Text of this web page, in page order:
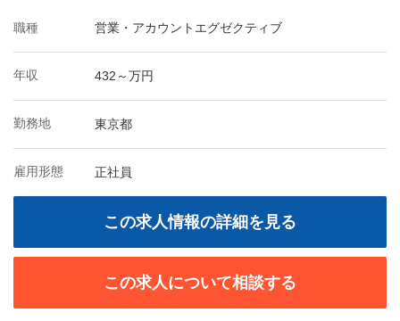
職種 営業・アカウントエグゼクティブ
年収 432～万円
勤務地 東京都
雇用形態 正社員
この求人情報の詳細を見る
この求人について相談する